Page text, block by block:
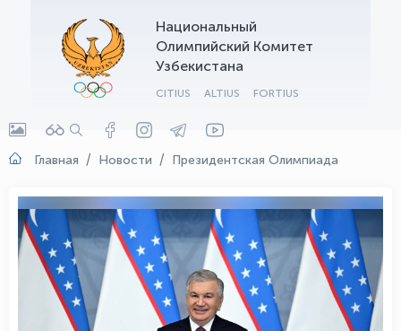
Национальный
Олимпийский Комитет
Узбекистана
CITIUS ALTIUS FORTIUS
Главная Новости Президентская Олимпиада
OLYMPCHIK AI - yordamchi
Онлайн · olympic.uz